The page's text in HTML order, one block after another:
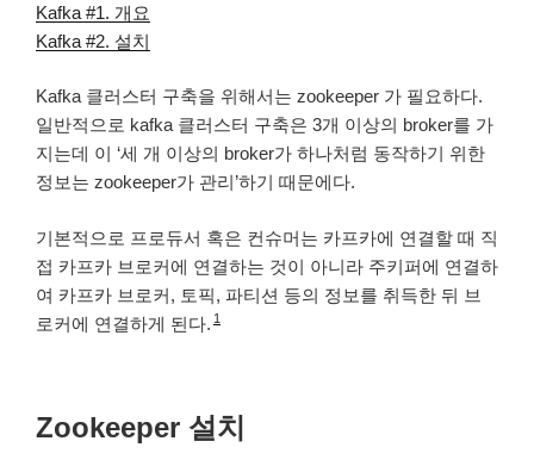
Kafka #1. 개요
Kafka #2. 설치
Kafka 클러스터 구축을 위해서는 zookeeper 가 필요하다.
일반적으로 kafka 클러스터 구축은 3개 이상의 broker를 가
지는데 이 ‘세 개 이상의 broker가 하나처럼 동작하기 위한
정보는 zookeeper가 관리’하기 때문에다.
기본적으로 프로듀서 혹은 컨슈머는 카프카에 연결할 때 직
접 카프카 브로커에 연결하는 것이 아니라 주키퍼에 연결하
여 카프카 브로커, 토픽, 파티션 등의 정보를 취득한 뒤 브
로커에 연결하게 된다. 1
Zookeeper 설치